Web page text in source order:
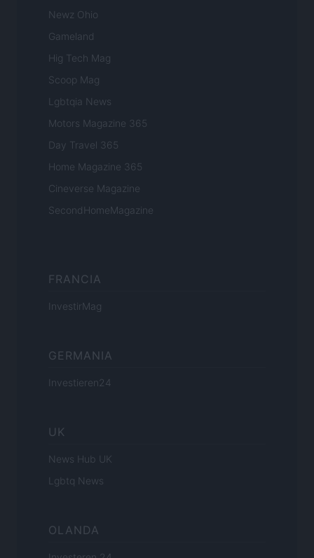
Newz Ohio
Gameland
Hig Tech Mag
Scoop Mag
Lgbtqia News
Motors Magazine 365
Day Travel 365
Home Magazine 365
Cineverse Magazine
SecondHomeMagazine
FRANCIA
InvestirMag
GERMANIA
Investieren24
UK
News Hub UK
Lgbtq News
OLANDA